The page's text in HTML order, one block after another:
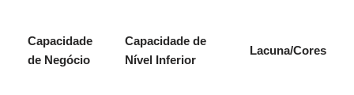
Capacidade
de Negócio
Capacidade de
Nível Inferior
Lacuna/Cores